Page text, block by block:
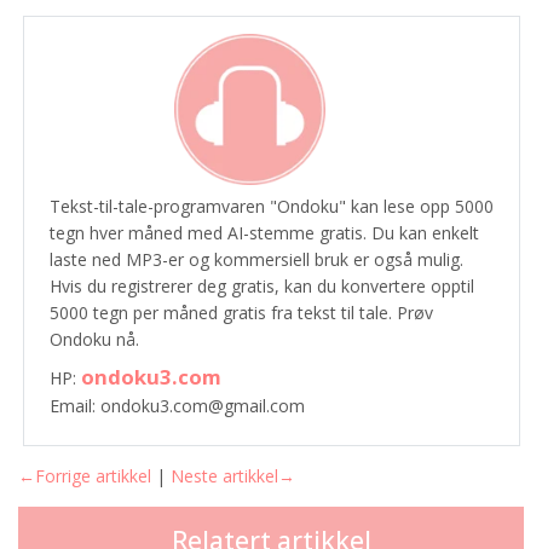
Tekst-til-tale-programvaren "Ondoku" kan lese opp 5000
tegn hver måned med AI-stemme gratis. Du kan enkelt
laste ned MP3-er og kommersiell bruk er også mulig.
Hvis du registrerer deg gratis, kan du konvertere opptil
5000 tegn per måned gratis fra tekst til tale. Prøv
Ondoku nå.
HP: ondoku3.com
Email: ondoku3.com@gmail.com
←Forrige artikkel | Neste artikkel→
Relatert artikkel